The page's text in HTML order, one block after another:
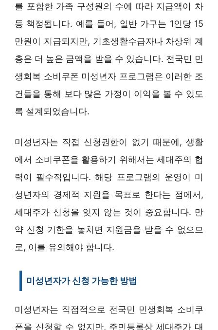
를 포함한 가족 구성원의 수에 따라 지급액이 차
등 책정됩니다. 예를 들어, 일반 가구는 1인당 15
만원이 지급되지만, 기초생활수급자나 차상위 계
층은 더 높은 금액을 받을 수 있습니다. 전국민 민
생회복 소비쿠폰 미성년자 프로그램은 이러한 조
건들을 통해 보다 많은 가정이 이익을 볼 수 있도
록 설계되었습니다.
미성년자는 직접 신청권한이 없기 때문에, 생활
에서 소비쿠폰을 활용하기 위해서는 세대주의 협
력이 필수적입니다. 해당 프로그램의 운영이 미
성년자의 경제적 지원을 목표로 한다는 점에서,
세대주가 신청을 잊지 않는 것이 중요합니다. 만
약 신청 기한을 놓치면 지원금을 받을 수 없으므
로, 이를 유의해야 합니다.
미성년자가 신청 가능한 방법
미성년자는 직접적으로 전국민 민생회복 소비쿠
폰을 신청할 수 없지만, 주민등록상 세대주가 대